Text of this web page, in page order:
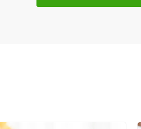
が国家資格を持った先生なので安心して施術を
故の場合「自賠責保険」が適用されますので施